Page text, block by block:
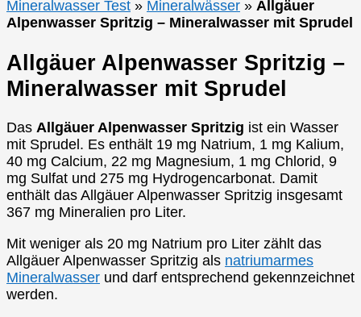
Mineralwasser Test » Mineralwässer » Allgäuer
Alpenwasser Spritzig – Mineralwasser mit Sprudel
Allgäuer Alpenwasser Spritzig –
Mineralwasser mit Sprudel
Das Allgäuer Alpenwasser Spritzig ist ein Wasser
mit Sprudel. Es enthält 19 mg Natrium, 1 mg Kalium,
40 mg Calcium, 22 mg Magnesium, 1 mg Chlorid, 9
mg Sulfat und 275 mg Hydrogencarbonat. Damit
enthält das Allgäuer Alpenwasser Spritzig insgesamt
367 mg Mineralien pro Liter.
Mit weniger als 20 mg Natrium pro Liter zählt das
Allgäuer Alpenwasser Spritzig als natriumarmes
Mineralwasser und darf entsprechend gekennzeichnet
werden.